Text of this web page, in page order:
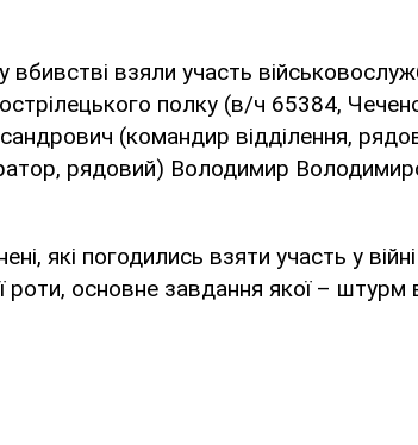
взяли участь
полку (в/ч 65384,
(командир відділення,
рядовий) Володимир
які погодились взяти участь у
основне завдання якої – штурм